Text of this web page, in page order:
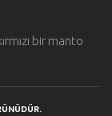
bir manto